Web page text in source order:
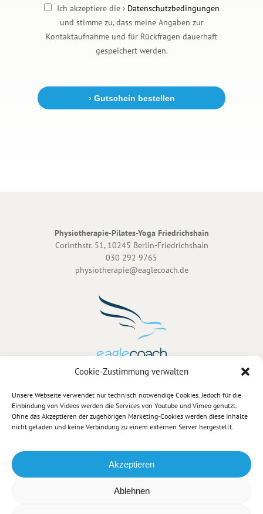
Cookie-Zustimmung verwalten
Unsere Webseite verwendet nur technisch notwendige Cookies. Jedoch für die
Einbindung von Videos werden die Services von Youtube und Vimeo genutzt.
Ohne das Akzeptieren der zugehörigen Marketing-Cookies werden diese Inhalte
nicht geladen und keine Verbindung zu einem externen Server hergestellt.
Akzeptieren
Ablehnen
Ich akzeptiere die › Datenschutzbedingungen
und stimme zu, dass meine Angaben zur
Kontaktaufnahme und für Rückfragen dauerhaft
gespeichert werden.
Physiotherapie-Pilates-Yoga Friedrichshain
Corinthstr. 51, 10245 Berlin-Friedrichshain
030 292 9765
physiotherapie@eaglecoach.de
Physiotherapie-Pilates-Yoga Weißensee
Cornus Remise, Gustav-Adolf-Str.159, 13086 Berlin
0173 2400 318
info@eaglecoach.de